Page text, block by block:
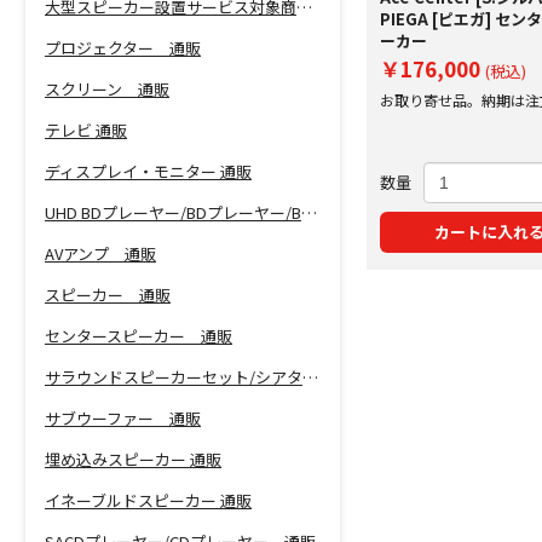
大型スピーカー設置サービス対象商品！
プロジェクター 通販
スクリーン 通販
テレビ 通販
ディスプレイ・モニター 通販
UHD BDプレーヤー/BDプレーヤー/BDレコーダー 通販
AVアンプ 通販
スピーカー 通販
センタースピーカー 通販
サラウンドスピーカーセット/シアターバー 通販
サブウーファー 通販
埋め込みスピーカー 通販
イネーブルドスピーカー 通販
PIEGA [ピエガ] セン
ーカー
￥176,000 (税込)
お取り寄せ品。納期は
数量
カートに入れる